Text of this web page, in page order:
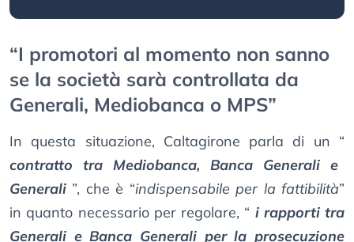
“I promotori al momento non sanno
se la società sarà controllata da
Generali, Mediobanca o MPS”
In questa situazione, Caltagirone parla di un “
contratto tra Mediobanca, Banca Generali e
Generali ”, che è “indispensabile per la fattibilità”
in quanto necessario per regolare, “ i rapporti tra
Generali e Banca Generali per la prosecuzione